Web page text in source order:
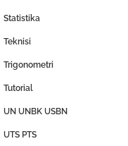
Statistika
Teknisi
Trigonometri
Tutorial
UN UNBK USBN
UTS PTS